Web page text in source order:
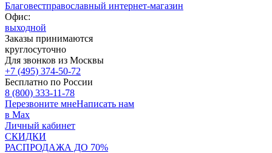
Благовестправославный интернет-магазин
Офис:
выходной
Заказы принимаются
круглосуточно
Для звонков из Москвы
+7 (495) 374-50-72
Бесплатно по России
8 (800) 333-11-78
Перезвоните мнеНаписать нам
в Max
Личный кабинет
СКИДКИ
РАСПРОДАЖА ДО 70%